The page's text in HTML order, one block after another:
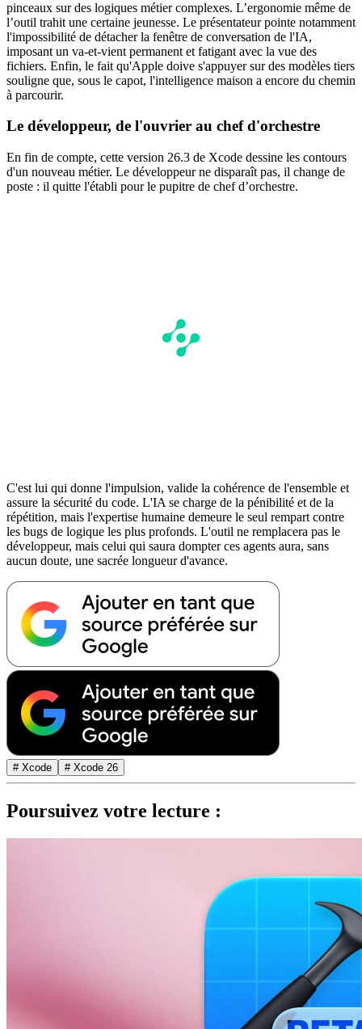
pinceaux sur des logiques métier complexes. L’ergonomie même de
l’outil trahit une certaine jeunesse. Le présentateur pointe notamment
l'impossibilité de détacher la fenêtre de conversation de l'IA,
imposant un va-et-vient permanent et fatigant avec la vue des
fichiers. Enfin, le fait qu'Apple doive s'appuyer sur des modèles tiers
souligne que, sous le capot, l'intelligence maison a encore du chemin
à parcourir.
Le développeur, de l'ouvrier au chef d'orchestre
En fin de compte, cette version 26.3 de Xcode dessine les contours
d'un nouveau métier. Le développeur ne disparaît pas, il change de
poste : il quitte l'établi pour le pupitre de chef d’orchestre.
C'est lui qui donne l'impulsion, valide la cohérence de l'ensemble et
assure la sécurité du code. L'IA se charge de la pénibilité et de la
répétition, mais l'expertise humaine demeure le seul rempart contre
les bugs de logique les plus profonds. L'outil ne remplacera pas le
développeur, mais celui qui saura dompter ces agents aura, sans
aucun doute, une sacrée longueur d'avance.
# Xcode # Xcode 26
Poursuivez votre lecture :